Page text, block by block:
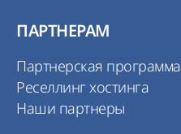
ПАРТНЕРАМ
Партнерская программа
Реселлинг хостинга
Наши партнеры